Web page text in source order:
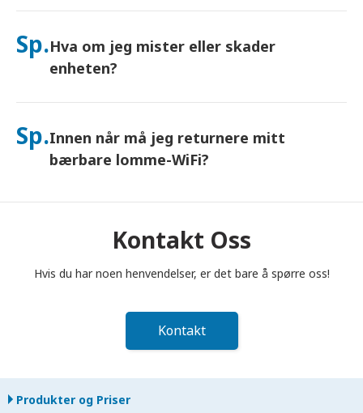
Ja – koble til opptil 10 enheter samtidig (telefoner, nettbrett,
inkluderer en gratis nødlader for bruk hele dagen.
Sp.Hva om jeg mister eller skader
enheten?
Du kan legge til Forsikring i kassen for å dekke tap eller skade.
skjer, kontakt oss umiddelbart – vi hjelper deg med å holde
deg tilkoblet.
Sp.Innen når må jeg returnere mitt
bærbare lomme-WiFi?
avsluttet. Hvis du returnerer for sent, vil du bli belastet.
Kontakt Oss
Hvis du har noen henvendelser, er det bare å spørre oss!
Kontakt
Produkter og Priser